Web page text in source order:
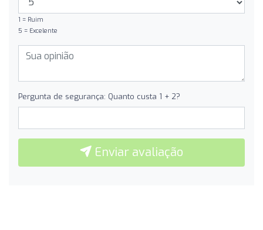
1 = Ruim
5 = Excelente
Pergunta de segurança: Quanto custa 1 + 2?
Enviar avaliação